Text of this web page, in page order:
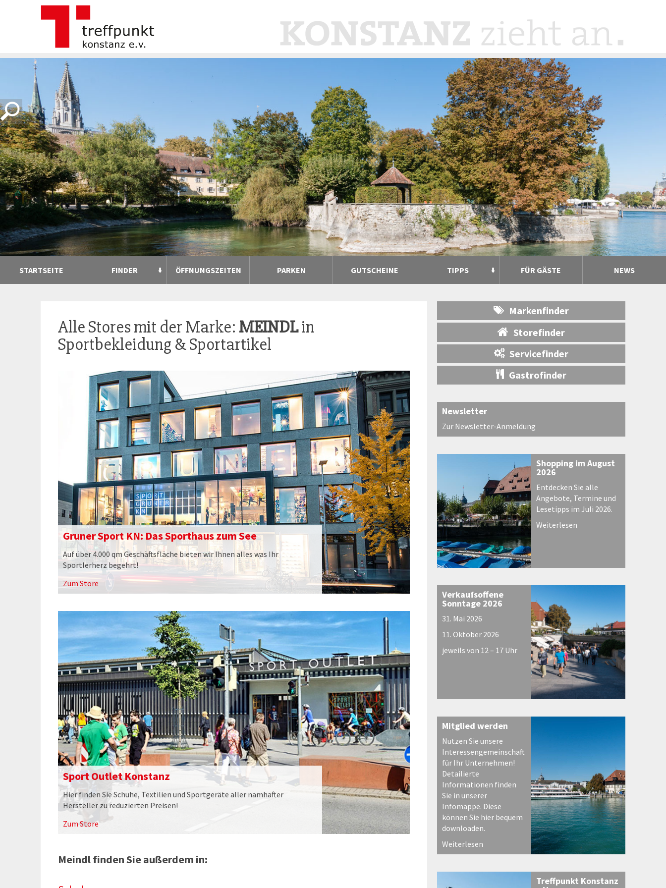
STARTSEITE FINDER ÖFFNUNGSZEITEN PARKEN GUTSCHEINE TIPPS FÜR GÄSTE NEWS
Alle Stores mit der Marke: MEINDLin
Sportbekleidung & Sportartikel
Gruner Sport KN: Das Sporthaus zum See
Auf über 4.000 qm Geschäftsfläche bieten wir Ihnen alles was Ihr
Sportlerherz begehrt!
Zum Store
Sport Outlet Konstanz
Hier finden Sie Schuhe, Textilien und Sportgeräte aller namhafter
Hersteller zu reduzierten Preisen!
Zum Store
Meindl finden Sie außerdem in:
Markenfinder
Storefinder
Servicefinder
Gastrofinder
Newsletter
Zur Newsletter-Anmeldung
Shopping im August
2026
Entdecken Sie alle
Angebote, Termine und
Lesetipps im Juli 2026.
Weiterlesen
Verkaufsoffene
Sonntage 2026
31. Mai 2026
11. Oktober 2026
jeweils von 12 – 17 Uhr
Mitglied werden
Nutzen Sie unsere
Interessengemeinschaft
für Ihr Unternehmen!
Detailierte
Informationen finden
Sie in unserer
Infomappe. Diese
können Sie hier bequem
downloaden.
Weiterlesen
Treffpunkt Konstanz